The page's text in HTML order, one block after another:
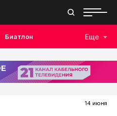
Биатлон
Плавание Дзюдо
Бокс
Еще
14 июня